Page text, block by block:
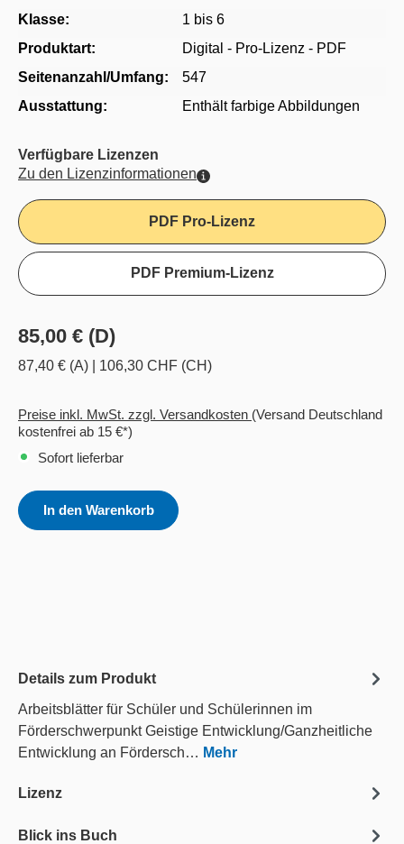
Klasse:
1 bis 6
Produktart:
Digital - Pro-Lizenz - PDF
Seitenanzahl/Umfang:
547
Ausstattung:
Enthält farbige Abbildungen
Verfügbare Lizenzen
Zu den Lizenzinformationen
PDF Pro-Lizenz
PDF Premium-Lizenz
85,00 € (D)
87,40 € (A) 106,30 CHF (CH)
Preise inkl. MwSt. zzgl. Versandkosten (Versand Deutschland
kostenfrei ab 15 €*)
Sofort lieferbar
In den Warenkorb
Details zum Produkt
Arbeitsblätter für Schüler und Schülerinnen im
Förderschwerpunkt Geistige Entwicklung/Ganzheitliche
Entwicklung an Fördersch… Mehr
Lizenz
Blick ins Buch